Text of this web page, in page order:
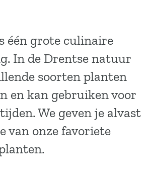
één grote culinaire
In de Drentse natuur
soorten planten
en kan gebruiken voor
We geven je alvast
van onze favoriete